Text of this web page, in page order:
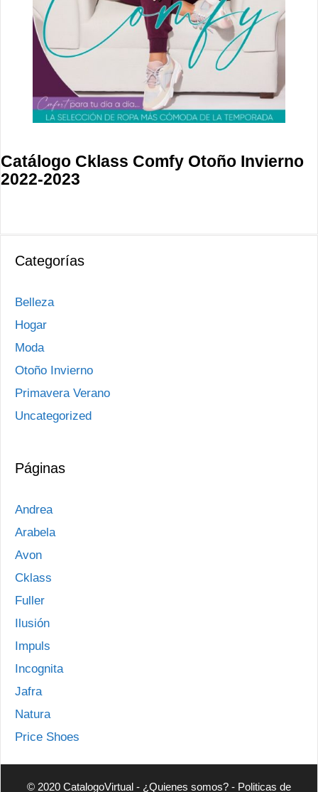
Catálogo Cklass Comfy Otoño Invierno
2022-2023
Categorías
Belleza
Hogar
Moda
Otoño Invierno
Primavera Verano
Uncategorized
Páginas
Andrea
Arabela
Avon
Cklass
Fuller
Ilusión
Impuls
Incognita
Jafra
Natura
Price Shoes
© 2020 CatalogoVirtual - ¿Quienes somos? - Politicas de